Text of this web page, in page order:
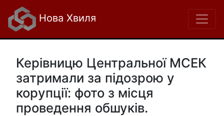
Нова Хвиля
Керівницю Центральної МСЕК
затримали за підозрою у
корупції: фото з місця
проведення обшуків.